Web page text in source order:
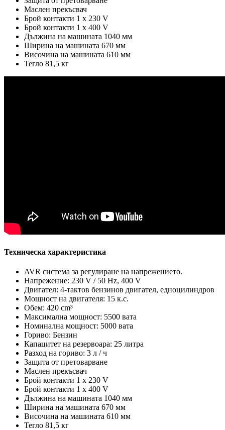
Маслен прекъсвач
Брой контакти 1 х 230 V
Брой контакти 1 х 400 V
Дължина на машината 1040 мм
Ширина на машината 670 мм
Височина на машината 610 мм
Тегло 81,5 кг
Техническа характеристика
AVR система за регулиране на напрежението.
Напрежение: 230 V / 50 Hz, 400 V
Двигател: 4-тактов бензинов двигател, едноцилиндров
Мощност на двигателя: 15 к.с.
Обем: 420 cm³
Максимална мощност: 5500 вата
Номинална мощност: 5000 вата
Гориво: Бензин
Капацитет на резервоара: 25 литра
Разход на гориво: 3 л / ч
Защита от претоварване
Маслен прекъсвач
Брой контакти 1 х 230 V
Брой контакти 1 х 400 V
Дължина на машината 1040 мм
Ширина на машината 670 мм
Височина на машината 610 мм
Тегло 81,5 кг